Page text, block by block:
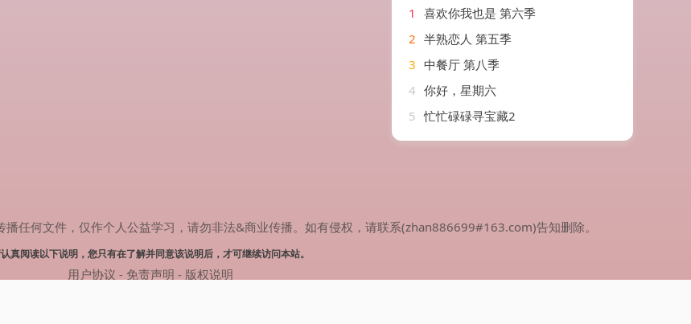
1
喜欢你我也是 第六季
2 半熟恋人 第五季
3 中餐厅 第八季
4 你好，星期六
5 忙忙碌碌寻宝藏2
任何文件，仅作个人公益学习，请勿非法&商业传播。如有侵权，请联系(zhan886699#163.com)告知删除。
真阅读以下说明，您只有在了解并同意该说明后，才可继续访问本站。
用户协议 - 免责声明 - 版权说明